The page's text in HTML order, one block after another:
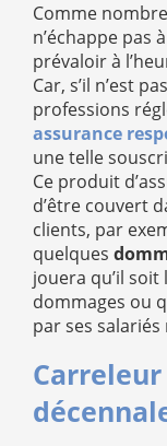
Comme
n’échappe pas
prévaloir à
Car, s’il n’est
professions
assurance
une telle
Ce produit
d’être couvert
clients, par
quelques
jouera qu’il soit
dommages ou
par ses